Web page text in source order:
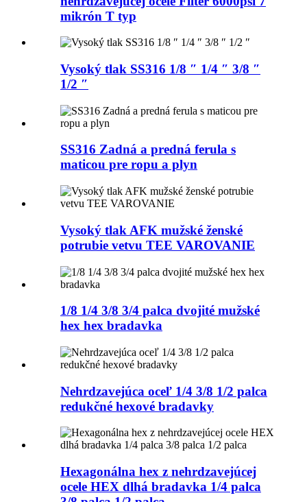
mikrón T typ
Vysoký tlak SS316 1/8 ″ 1/4 ″ 3/8 ″
1/2 ″
SS316 Zadná a predná ferula s
maticou pre ropu a plyn
Vysoký tlak AFK mužské ženské
potrubie vetvu TEE VAROVANIE
1/8 1/4 3/8 3/4 palca dvojité mužské
hex hex bradavka
Nehrdzavejúca oceľ 1/4 3/8 1/2 palca
redukčné hexové bradavky
Hexagonálna hex z nehrdzavejúcej
ocele HEX dlhá bradavka 1/4 palca